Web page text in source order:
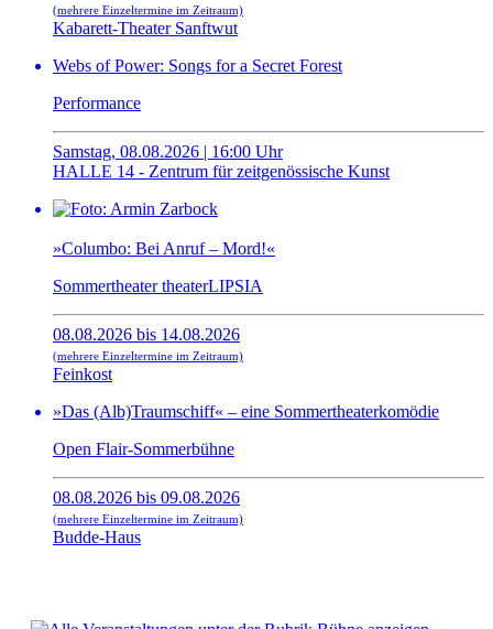
(mehrere Einzeltermine im Zeitraum)
Kabarett-Theater Sanftwut
Webs of Power: Songs for a Secret Forest
Performance
Samstag, 08.08.2026 | 16:00 Uhr
HALLE 14 - Zentrum für zeitgenössische Kunst
»Columbo: Bei Anruf – Mord!«
Sommertheater theaterLIPSIA
08.08.2026 bis 14.08.2026
(mehrere Einzeltermine im Zeitraum)
Feinkost
»Das (Alb)Traumschiff« – eine Sommertheaterkomödie
Open Flair-Sommerbühne
08.08.2026 bis 09.08.2026
(mehrere Einzeltermine im Zeitraum)
Budde-Haus